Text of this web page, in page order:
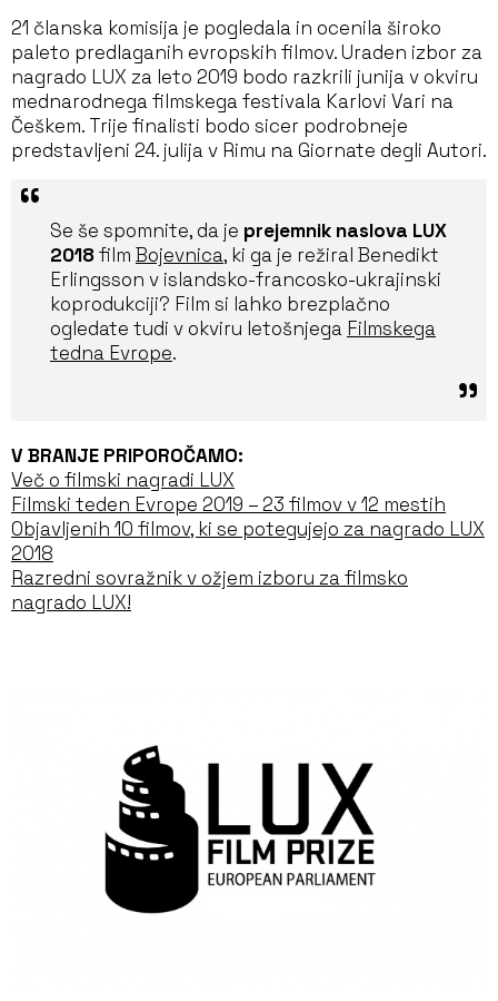
21 članska komisija je pogledala in ocenila široko
paleto predlaganih evropskih filmov. Uraden izbor za
nagrado LUX za leto 2019 bodo razkrili junija v okviru
mednarodnega filmskega festivala Karlovi Vari na
Češkem. Trije finalisti bodo sicer podrobneje
predstavljeni 24. julija v Rimu na Giornate degli Autori.
Se še spomnite, da je prejemnik naslova LUX
2018film Bojevnica, ki ga je režiral Benedikt
Erlingsson v islandsko-francosko-ukrajinski
koprodukciji? Film si lahko brezplačno
ogledate tudi v okviru letošnjega Filmskega
tedna Evrope.
V BRANJE PRIPOROČAMO:
Več o filmski nagradi LUX
Filmski teden Evrope 2019 – 23 filmov v 12 mestih
Objavljenih 10 filmov, ki se potegujejo za nagrado LUX
2018
Razredni sovražnik v ožjem izboru za filmsko
nagrado LUX!